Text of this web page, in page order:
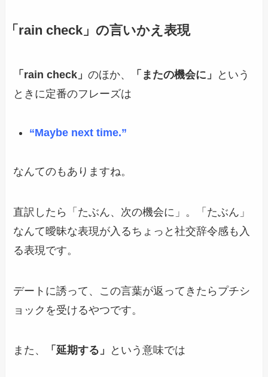
「rain check」 の言いかえ表現
「rain check」のほか、 「またの機会に」
という
ときに定番のフレーズは
“Maybe next time.”
なんてのもありますね。
直訳したら「たぶん、次の機会に」。「たぶん」
なんて曖昧な表現が入るちょっと社交辞令感も入
る表現です。
デートに誘って、この言葉が返ってきたらプチシ
ョックを受けるやつです。
また、 「延期する」 という意味では